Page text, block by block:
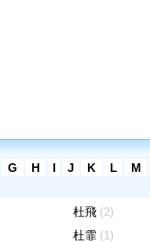
G H I J K L M
杜飛 (2)
杜霏 (1)